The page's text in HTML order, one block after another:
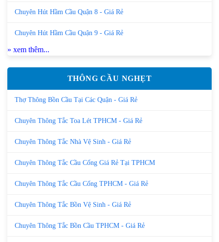
Chuyên Hút Hầm Cầu Quận 8 - Giá Rẻ
Chuyên Hút Hầm Cầu Quận 9 - Giá Rẻ
» xem thêm...
THÔNG CẦU NGHẸT
Thợ Thông Bồn Cầu Tại Các Quận - Giá Rẻ
Chuyên Thông Tắc Toa Lét TPHCM - Giá Rẻ
Chuyên Thông Tắc Nhà Vệ Sinh - Giá Rẻ
Chuyên Thông Tắc Cầu Cống Giá Rẻ Tại TPHCM
Chuyên Thông Tắc Cầu Cống TPHCM - Giá Rẻ
Chuyên Thông Tắc Bồn Vệ Sinh - Giá Rẻ
Chuyên Thông Tắc Bồn Cầu TPHCM - Giá Rẻ